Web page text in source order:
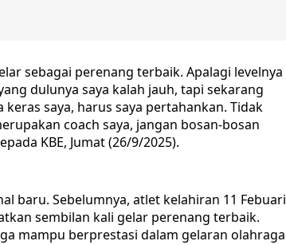
sebagai perenang terbaik. Apalagi levelnya
dulunya saya kalah jauh, tapi sekarang
saya, harus saya pertahankan. Tidak
coach saya, jangan bosan-bosan
KBE, Jumat (26/9/2025).
baru. Sebelumnya, atlet kelahiran 11 Febuari
sembilan kali gelar perenang terbaik.
mampu berprestasi dalam gelaran olahraga